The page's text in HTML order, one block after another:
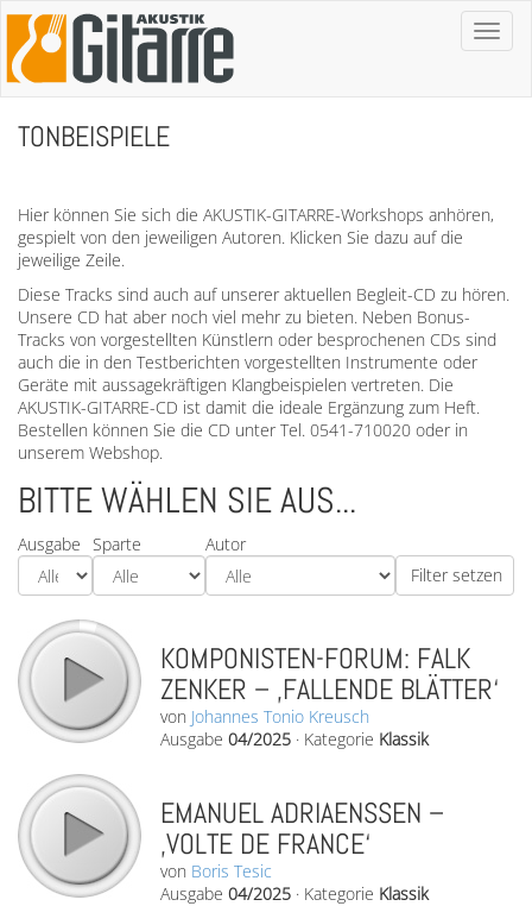
Toggle
TONBEISPIELE
Hier können Sie sich die AKUSTIK-GITARRE-Workshops anhören,
gespielt von den jeweiligen Autoren. Klicken Sie dazu auf die
jeweilige Zeile.
Diese Tracks sind auch auf unserer aktuellen Begleit-CD zu hören.
Unsere CD hat aber noch viel mehr zu bieten. Neben Bonus-
Tracks von vorgestellten Künstlern oder besprochenen CDs sind
auch die in den Testberichten vorgestellten Instrumente oder
Geräte mit aussagekräftigen Klangbeispielen vertreten. Die
AKUSTIK-GITARRE-CD ist damit die ideale Ergänzung zum Heft.
Bestellen können Sie die CD unter Tel. 0541-710020 oder in
unserem Webshop.
BITTE WÄHLEN SIE AUS...
Ausgabe Sparte Autor
KOMPONISTEN-FORUM: FALK
ZENKER – ‚FALLENDE BLÄTTER‘
von Johannes Tonio Kreusch
Ausgabe 04/2025 · Kategorie Klassik
EMANUEL ADRIAENSSEN –
‚VOLTE DE FRANCE‘
von Boris Tesic
Ausgabe 04/2025 · Kategorie Klassik